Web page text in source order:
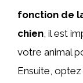
fonction de
chien, il est
votre animal
Ensuite,